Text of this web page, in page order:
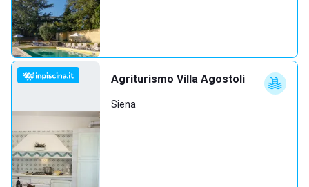
Agriturismo Villa Agostoli
Siena